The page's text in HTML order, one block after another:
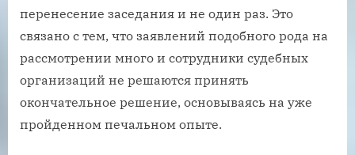
перенесение заседания и не один раз. Это
связано с тем, что заявлений подобного рода на
рассмотрении много и сотрудники судебных
организаций не решаются принять
окончательное решение, основываясь на уже
пройденном печальном опыте.